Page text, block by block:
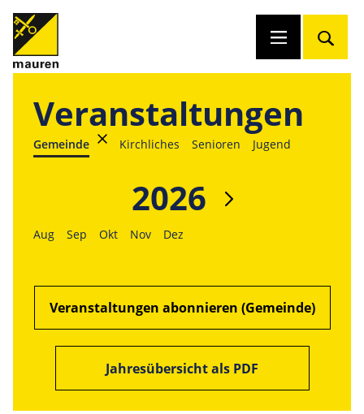
Veranstaltungen
Gemeinde Kirchliches Senioren Jugend
2026
Aug Sep Okt Nov Dez
Veranstaltungen abonnieren (Gemeinde)
Jahresübersicht als PDF